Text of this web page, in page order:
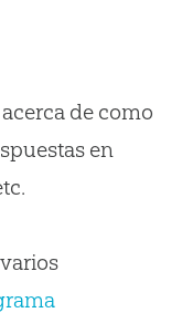
de como
en